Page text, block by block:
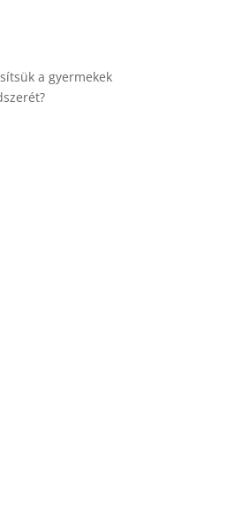
a gyermekek